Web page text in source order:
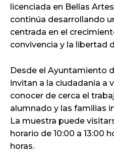
licenciada en Bellas
continúa desarrollando
centrada en el
convivencia y la libertad
Desde el Ayuntamiento
invitan a la ciudadanía a
conocer de cerca el
alumnado y las familias
La muestra puede
horario de 10:00 a 13:00
horas.